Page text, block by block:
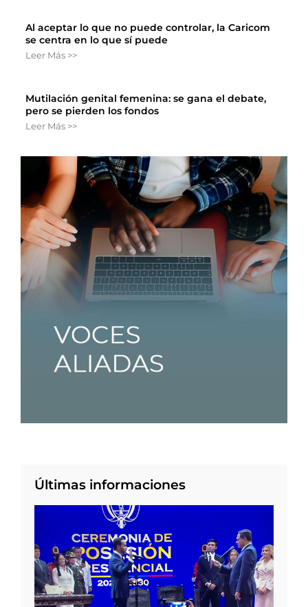
Al aceptar lo que no puede controlar, la Caricom
se centra en lo que sí puede
Leer Más >>
Mutilación genital femenina: se gana el debate,
pero se pierden los fondos
Leer Más >>
Últimas informaciones